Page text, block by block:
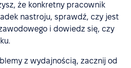
że konkretny pracownik
nastroju, sprawdź, czy jest
i dowiedz się, czy
z wydajnością, zacznij od